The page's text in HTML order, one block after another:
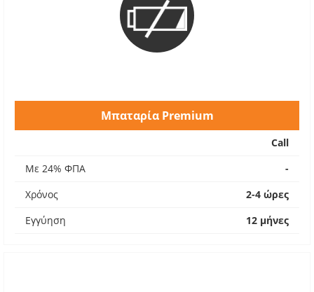
Μπαταρία Premium
Call
Με 24% ΦΠΑ
-
Χρόνος
2-4 ώρες
Εγγύηση
12 μήνες